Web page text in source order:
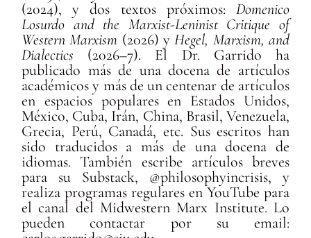
(2024), y dos textos próximos: Domenico
Losurdo and the Marxist-Leninist Critique of
Western Marxism (2026) yHegel, Marxism, and
Dialectics (2026–7). El Dr. Garrido ha
publicado más de una docena de artículos
académicos y más de un centenar de artículos
en espacios populares en Estados Unidos,
México, Cuba, Irán, China, Brasil, Venezuela,
Grecia, Perú, Canadá, etc. Sus escritos han
sido traducidos a más de una docena de
idiomas. También escribe artículos breves
para su Substack, @philosophyincrisis, y
realiza programas regulares en YouTube para
el canal del Midwestern Marx Institute. Lo
pueden contactar por su email: